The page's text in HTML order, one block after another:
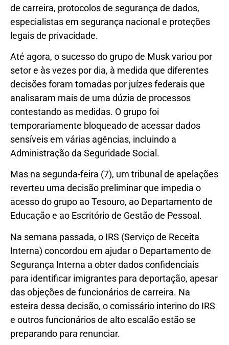
de carreira, protocolos de segurança de dados,
especialistas em segurança nacional e proteções
legais de privacidade.
Até agora, o sucesso do grupo de Musk variou por
setor e às vezes por dia, à medida que diferentes
decisões foram tomadas por juízes federais que
analisaram mais de uma dúzia de processos
contestando as medidas. O grupo foi
temporariamente bloqueado de acessar dados
sensíveis em várias agências, incluindo a
Administração da Seguridade Social.
Mas na segunda-feira (7), um tribunal de apelações
reverteu uma decisão preliminar que impedia o
acesso do grupo ao Tesouro, ao Departamento de
Educação e ao Escritório de Gestão de Pessoal.
Na semana passada, o IRS (Serviço de Receita
Interna) concordou em ajudar o Departamento de
Segurança Interna a obter dados confidenciais
para identificar imigrantes para deportação, apesar
das objeções de funcionários de carreira. Na
esteira dessa decisão, o comissário interino do IRS
e outros funcionários de alto escalão estão se
preparando para renunciar.